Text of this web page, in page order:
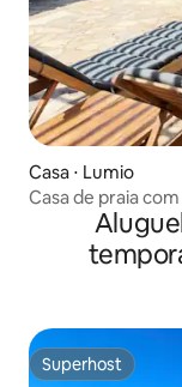
Casa ⋅ Lumio
Casa de praia
Superhost
Superhost